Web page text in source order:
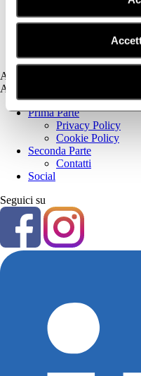
Fotoprotezione Dedicata
Psoriasi
Secchezza Cutanea
Assistenza
Assistenza
Prima Parte
Privacy Policy
Cookie Policy
Seconda Parte
Contatti
Social
Seguici su